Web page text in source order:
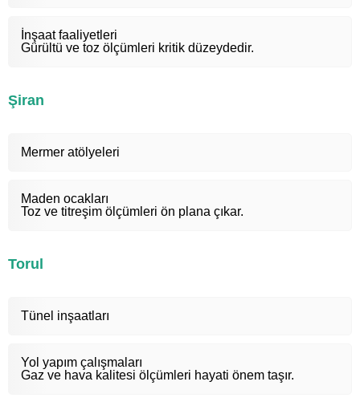
İnşaat faaliyetleri
Gürültü ve toz ölçümleri kritik düzeydedir.
Şiran
Mermer atölyeleri
Maden ocakları
Toz ve titreşim ölçümleri ön plana çıkar.
Torul
Tünel inşaatları
Yol yapım çalışmaları
Gaz ve hava kalitesi ölçümleri hayati önem taşır.